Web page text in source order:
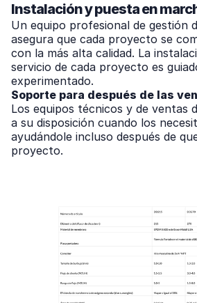
Instalación y puesta en
Un equipo profesional de gestión
asegura que cada proyecto se
con la más alta calidad. La
servicio de cada proyecto es
experimentado.
Soporte para después de las
Los equipos técnicos y de ventas
a su disposición cuando los
ayudándole incluso después de
proyecto.